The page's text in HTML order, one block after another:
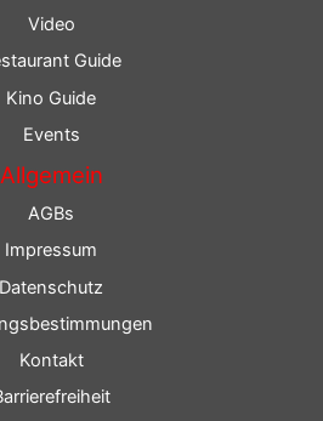
Video
Guide
Kino Guide
Events
Allgemein
AGBs
Impressum
Datenschutz
Kontakt